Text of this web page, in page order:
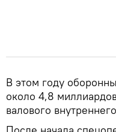
В этом году
около 4,8
валового